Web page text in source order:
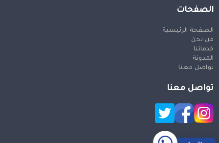
الصفحات
الصفحة الرئيسية
من نحن
خدماتنا
المدونة
تواصل معنا
تواصل معنا